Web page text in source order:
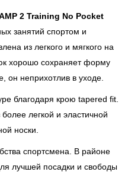
2 Training No Pocket
занятий спортом и
из легкого и мягкого на
хорошо сохраняет форму
он неприхотлив в уходе.
благодаря крою tapered fit.
легкой и эластичной
носки.
спортсмена. В районе
лучшей посадки и свободы